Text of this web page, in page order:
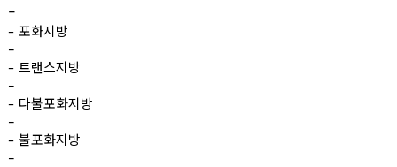
-
- 포화지방
-
- 트랜스지방
-
- 다불포화지방
-
- 불포화지방
-